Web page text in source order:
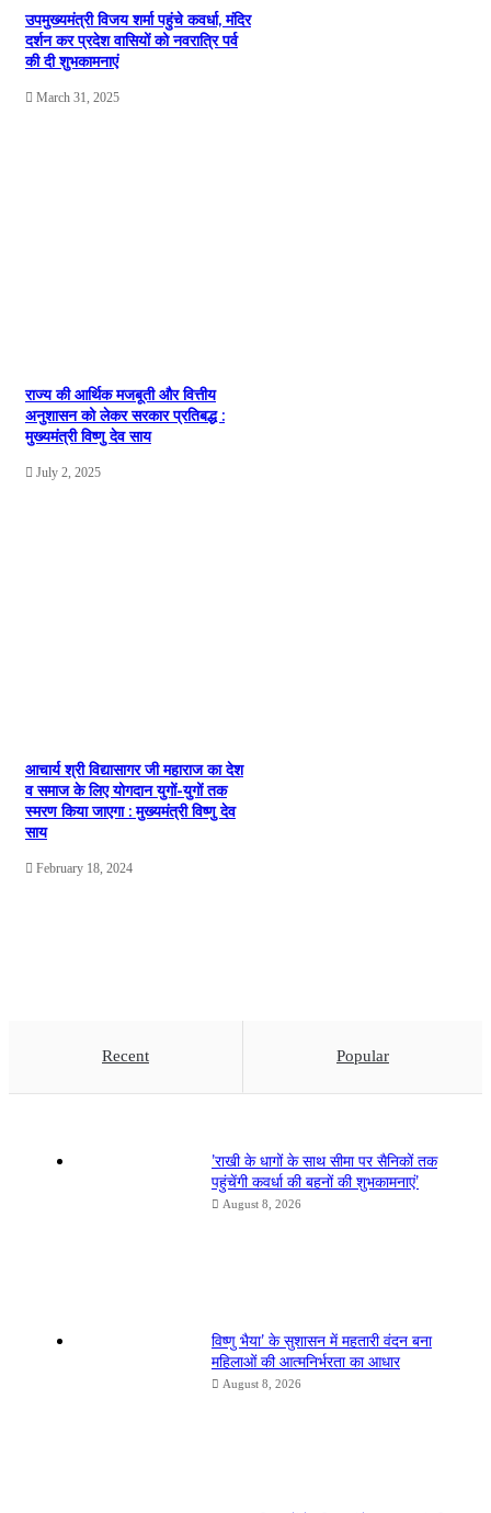
उपमुख्यमंत्री विजय शर्मा पहुंचे कवर्धा, मंदिर
दर्शन कर प्रदेश वासियों को नवरात्रि पर्व
की दी शुभकामनाएं
March 31, 2025
राज्य की आर्थिक मजबूती और वित्तीय
अनुशासन को लेकर सरकार प्रतिबद्ध :
मुख्यमंत्री विष्णु देव साय
July 2, 2025
आचार्य श्री विद्यासागर जी महाराज का देश
व समाज के लिए योगदान युगों-युगों तक
स्मरण किया जाएगा : मुख्यमंत्री विष्णु देव
साय
February 18, 2024
Recent Popular
’राखी के धागों के साथ सीमा पर सैनिकों तक
पहुंचेंगी कवर्धा की बहनों की शुभकामनाएं’
August 8, 2026
विष्णु भैया’ के सुशासन में महतारी वंदन बना
महिलाओं की आत्मनिर्भरता का आधार
August 8, 2026